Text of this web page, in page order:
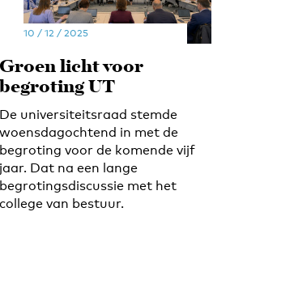
10 / 12 / 2025
Groen licht voor
begroting UT
De universiteitsraad stemde
woensdagochtend in met de
begroting voor de komende vijf
jaar. Dat na een lange
begrotingsdiscussie met het
college van bestuur.